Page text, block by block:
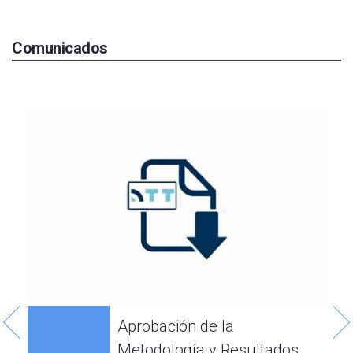
Comunicados
Aprobación de la